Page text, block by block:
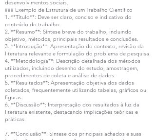
desenvolvimentos sociais.
### Exemplo de Estrutura de um Trabalho Científico
1. **Título**: Deve ser claro, conciso e indicativo do
conteúdo do trabalho.
2. **Resumo**: Síntese breve do trabalho, incluindo
objetivo, métodos, principais resultados e conclusões.
3. **Introdução**: Apresentação do contexto, revisão da
literatura relevante e formulação do problema de pesquisa.
4. **Metodologia**: Descrição detalhada dos métodos
utilizados, incluindo desenho do estudo, amostragem,
procedimentos de coleta e análise de dados.
5. **Resultados**: Apresentação objetiva dos dados
coletados, frequentemente utilizando tabelas, gráficos ou
figuras.
6. **Discussão**: Interpretação dos resultados à luz da
literatura existente, destacando implicações teóricas e
práticas.
7. **Conclusão**: Síntese dos principais achados e suas